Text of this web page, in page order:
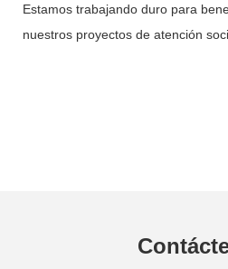
Estamos trabajando duro para
nuestros proyectos de atención